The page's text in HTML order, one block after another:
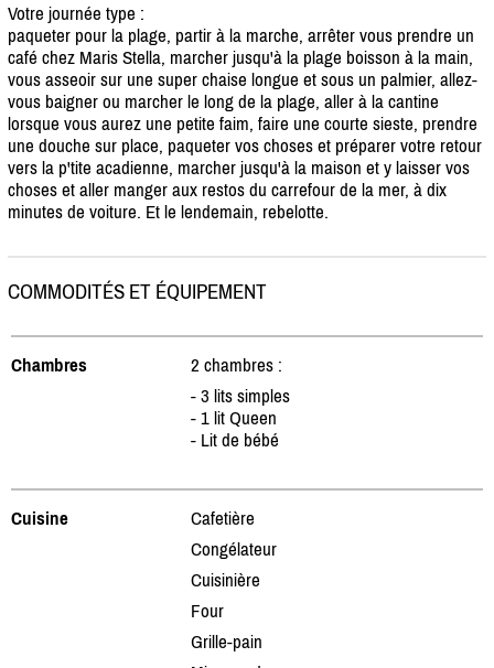
Votre journée type :
paqueter pour la plage, partir à la marche, arrêter vous prendre un
café chez Maris Stella, marcher jusqu'à la plage boisson à la main,
vous asseoir sur une super chaise longue et sous un palmier, allez-
vous baigner ou marcher le long de la plage, aller à la cantine
lorsque vous aurez une petite faim, faire une courte sieste, prendre
une douche sur place, paqueter vos choses et préparer votre retour
vers la p'tite acadienne, marcher jusqu'à la maison et y laisser vos
choses et aller manger aux restos du carrefour de la mer, à dix
minutes de voiture. Et le lendemain, rebelotte.
COMMODITÉS ET ÉQUIPEMENT
Chambres
2 chambres :
- 3 lits simples
- 1 lit Queen
- Lit de bébé
Cuisine
Cafetière
Congélateur
Cuisinière
Four
Grille-pain